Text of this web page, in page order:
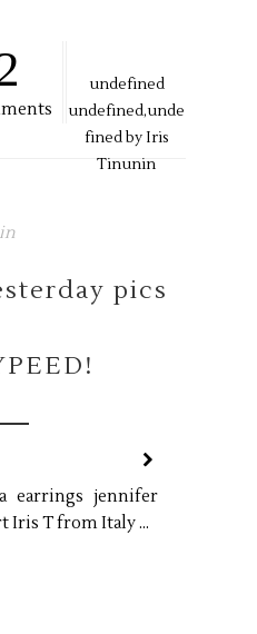
undefined
undefined,unde
fined byIris
Tinunin
in
pics
earrings jennifer
Iris T from Italy ...